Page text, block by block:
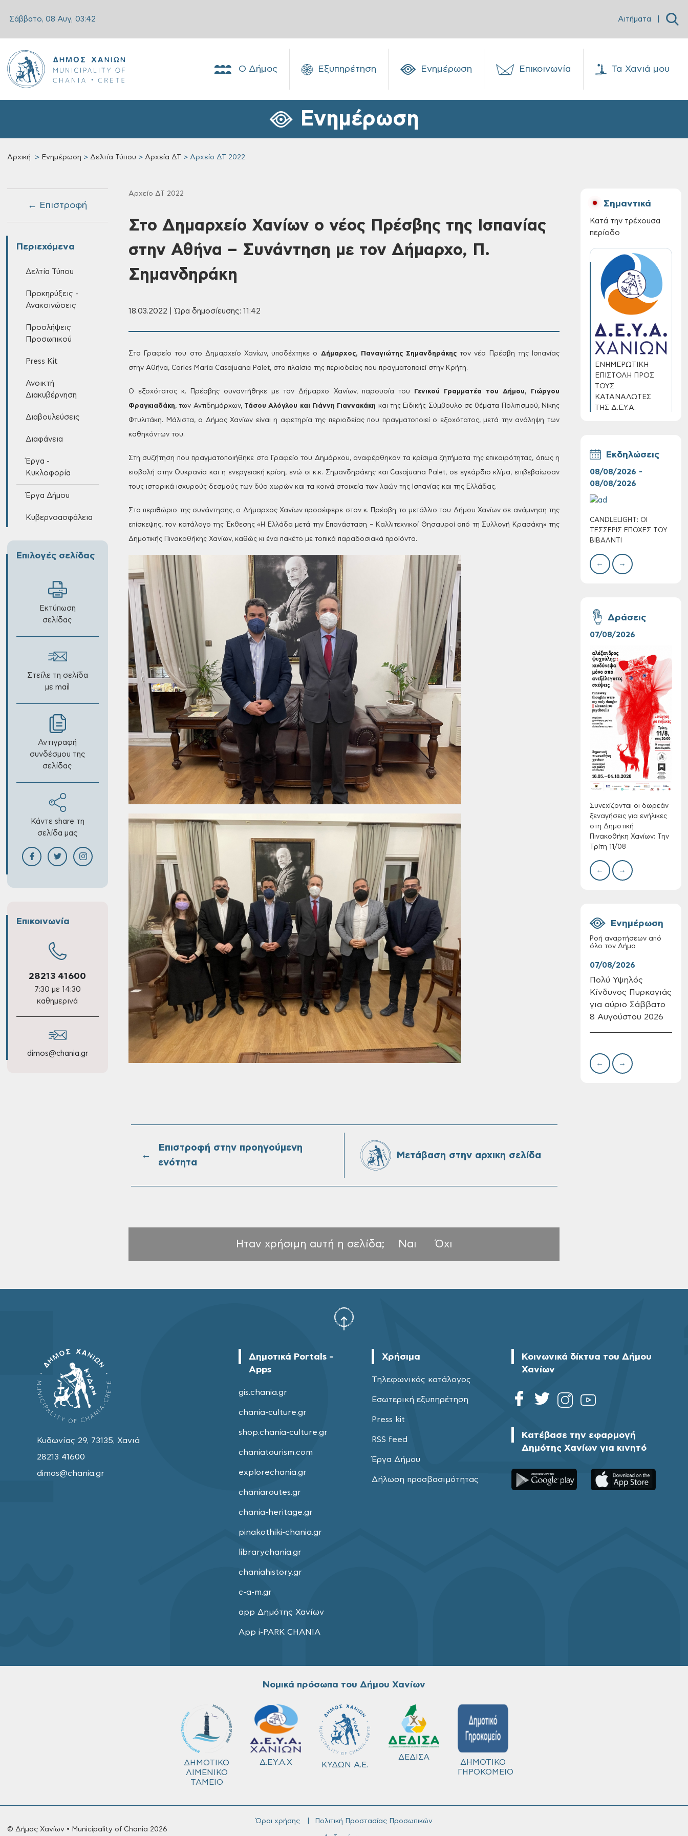
Σάββατο, 08 Αυγ, 03:42 Αιτήματα
Ο Δήμος Εξυπηρέτηση Ενημέρωση Επικοινωνία Τα Χανιά μου
Ενημέρωση
Αρχική Ενημέρωση Δελτία Τύπου Αρχεία ΔΤ Αρχείο ΔΤ 2022
← Επιστροφή
Περιεχόμενα
Δελτία Τύπου
Προκηρύξεις -
Ανακοινώσεις
Προσλήψεις
Προσωπικού
Press Kit
Ανοικτή
Διακυβέρνηση
Διαβουλεύσεις
Διαφάνεια
Έργα -
Κυκλοφορία
Έργα Δήμου
Κυβερνοασφάλεια
Επιλογές σελίδας
Εκτύπωση
σελίδας
Στείλε τη σελίδα
με mail
Αντιγραφή
συνδέσμου της
σελίδας
Κάντε share τη
σελίδα μας
Επικοινωνία
28213 41600
7:30 με 14:30
καθημερινά
dimos@chania.gr
Αρχείο ΔΤ 2022
Στο Δημαρχείο Χανίων ο νέος Πρέσβης της Ισπανίας
στην Αθήνα – Συνάντηση με τον Δήμαρχο, Π.
Σημανδηράκη
18.03.2022 | Ώρα δημοσίευσης: 11:42
Στο Γραφείο του στο Δημαρχείο Χανίων, υποδέχτηκε ο Δήμαρχος, Παναγιώτης Σημανδηράκης τον νέο Πρέσβη της Ισπανίας
στην Αθήνα, ​​Carles María Casajuana Palet, στο πλαίσιο της περιοδείας που πραγματοποιεί στην Κρήτη.
Ο εξοχότατος κ. Πρέσβης συναντήθηκε με τον Δήμαρχο Χανίων, παρουσία του Γενικού Γραμματέα του Δήμου, Γιώργου
Φραγκιαδάκη, των Αντιδημάρχων, Τάσου Αλόγλου και Γιάννη Γιαννακάκη και της Ειδικής Σύμβουλο σε θέματα Πολιτισμού,Νίκης
Φτυλιτάκη. Μάλιστα, ο Δήμος Χανίων είναι η αφετηρία της περιοδείας που πραγματοποιεί ο εξοχότατος, μετά την ανάληψη των
καθηκόντων του.
Στη συζήτηση που πραγματοποιήθηκε στο Γραφείο του Δημάρχου, αναφέρθηκαν τα κρίσιμα ζητήματα της επικαιρότητας, όπως η
εισβολή στην Ουκρανία και η ενεργειακή κρίση, ενώ οι κ.κ. Σημανδηράκης και Casajuana Palet, σε εγκάρδιο κλίμα, επιβεβαίωσαν
τους ιστορικά ισχυρούς δεσμούς των δύο χωρών και τα κοινά στοιχεία των λαών της Ισπανίας και της Ελλάδας.
Στο περιθώριο της συνάντησης, ο Δήμαρχος Χανίων προσέφερε στον κ. Πρέσβη το μετάλλιο του Δήμου Χανίων σε ανάμνηση της
επίσκεψης, τον κατάλογο της Έκθεσης «Η Ελλάδα μετά την Επανάσταση – Καλλιτεχνικοί Θησαυροί από τη Συλλογή Κρασάκη» της
Δημοτικής Πινακοθήκης Χανίων, καθώς κι ένα πακέτο με τοπικά παραδοσιακά προϊόντα.
Σημαντικά
Κατά την τρέχουσα
περίοδο
ΕΝΗΜΕΡΩΤΙΚΗ
ΕΠΙΣΤΟΛΗ ΠΡΟΣ
ΤΟΥΣ
ΚΑΤΑΝΑΛΩΤΕΣ
ΤΗΣ Δ.Ε.Υ.Α.
Πολύ Υψηλός
Κίνδυνος Πυρκαγιάς
Αυγούστου 2026
Συνεχίζονται οι
δωρεάν ξεναγήσεις
για ενήλικες στη
Δημοτική
Πινακοθήκη Χανίων:
Την Τρίτη 11/08
Τακτική συνεδρίαση
Επαναλειτουργία
του συστήματος
SeaTrac στην
Εκδηλώσεις
08/08/2026 -
08/08/2026
CANDLELIGHT: ΟΙ
ΤΕΣΣΕΡΙΣ ΕΠΟΧΕΣ ΤΟΥ
ΒΙΒΑΛΝΤΙ
← →
Δράσεις
07/08/2026
Συνεχίζονται οι δωρεάν
ξεναγήσεις για ενήλικες
στη Δημοτική
Πινακοθήκη Χανίων: Την
Τρίτη 11/08
← →
Ενημέρωση
Ροή αναρτήσεων από
όλο τον Δήμο
07/08/2026
Πολύ Υψηλός
Κίνδυνος Πυρκαγιάς
για αύριο Σάββατο
8 Αυγούστου 2026
← →
←
Επιστροφή στην προηγούμενη
ενότητα
Μετάβαση στην αρχικη σελίδα
Ηταν χρήσιμη αυτή η σελίδα; Ναι Όχι
Κυδωνίας 29, 73135, Χανιά
28213 41600
dimos@chania.gr
Δημοτικά Portals -
Apps
gis.chania.gr
chania-culture.gr
shop.chania-culture.gr
chaniatourism.com
explorechania.gr
chaniaroutes.gr
chania-heritage.gr
pinakothiki-chania.gr
librarychania.gr
chaniahistory.gr
c-a-m.gr
app Δημότης Χανίων
App i-PARK CHANIA
Χρήσιμα
Τηλεφωνικός κατάλογος
Εσωτερική εξυπηρέτηση
Press kit
RSS feed
Έργα Δήμου
Δήλωση προσβασιμότητας
Κοινωνικά δίκτυα του Δήμου
Χανίων
Κατέβασε την εφαρμογή
Δημότης Χανίων για κινητό
Νομικά πρόσωπα του Δήμου Χανίων
ΔΗΜΟΤΙΚΟ
ΛΙΜΕΝΙΚΟ
ΤΑΜΕΙΟ
Δ.Ε.Υ.Α.Χ ΚΥΔΩΝ Α.Ε.
ΔΕΔΙΣΑ
ΔΗΜΟΤΙΚΟ
ΓΗΡΟΚΟΜΕΙΟ
© Δήμος Χανίων • Municipality of Chania 2026
Όροι χρήσης Πολιτική Προστασίας Προσωπικών